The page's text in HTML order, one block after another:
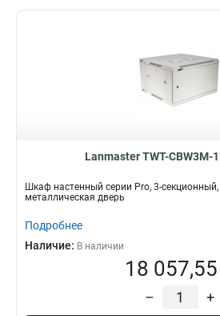
Lanmaster TWT-CBW3M-
Шкаф настенный серии Pro, 3-
металлическая дверь
Подробнее
Наличие: В наличии
18
– +